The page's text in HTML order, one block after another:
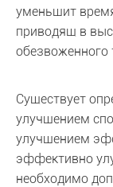
уменьшит
приводящ в
обезвоженного
Существует
улучшением
улучшением
эффективно
необходимо